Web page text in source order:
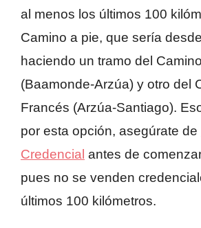
al menos los últimos 100
Camino a pie, que sería
haciendo un tramo del
(Baamonde-Arzúa) y otro del
Francés (Arzúa-Santiago).
por esta opción, asegúrate de
Credencial antes de
pues no se venden
últimos 100 kilómetros.